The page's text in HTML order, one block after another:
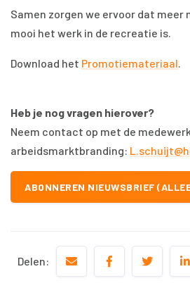
Samen zorgen we ervoor dat meer
mooi het werk in de recreatie is.
Download het Promotiemateriaal.
Heb je nog vragen hierover?
Neem contact op met de
arbeidsmarktbranding:
ABONNEREN NIEUWSBRIEF
Delen: